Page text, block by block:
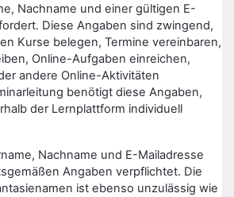
Nachname und einer gültigen E-
Diese Angaben sind zwingend,
Kurse belegen, Termine vereinbaren,
Online-Aufgaben einreichen,
andere Online-Aktivitäten
benötigt diese Angaben,
der Lernplattform individuell
Nachname und E-Mailadresse
Angaben verpflichtet. Die
ist ebenso unzulässig wie